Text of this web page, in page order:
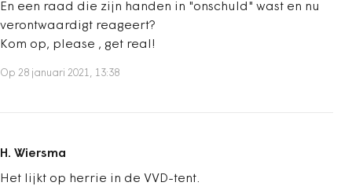
En een raad die zijn handen in "onschuld" wast en nu
verontwaardigt reageert?
Kom op, please , get real!
Op 28 januari 2021, 13:38
H. Wiersma
Het lijkt op herrie in de VVD-tent.